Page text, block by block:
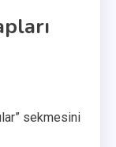
sekmesini